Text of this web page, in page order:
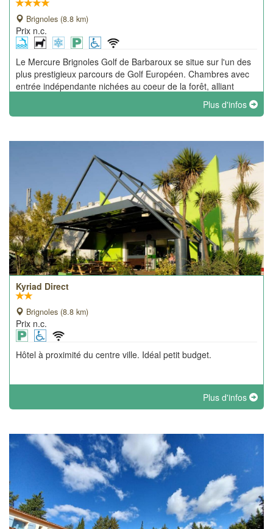
Brignoles (8.8 km)
Prix n.c.
Le Mercure Brignoles Golf de Barbaroux se situe sur l'un des
plus prestigieux parcours de Golf Européen. Chambres avec
entrée indépendante nichées au coeur de la forêt, alliant
Plus d'infos
Kyriad Direct
Brignoles (8.8 km)
Prix n.c.
Hôtel à proximité du centre ville. Idéal petit budget.
Plus d'infos